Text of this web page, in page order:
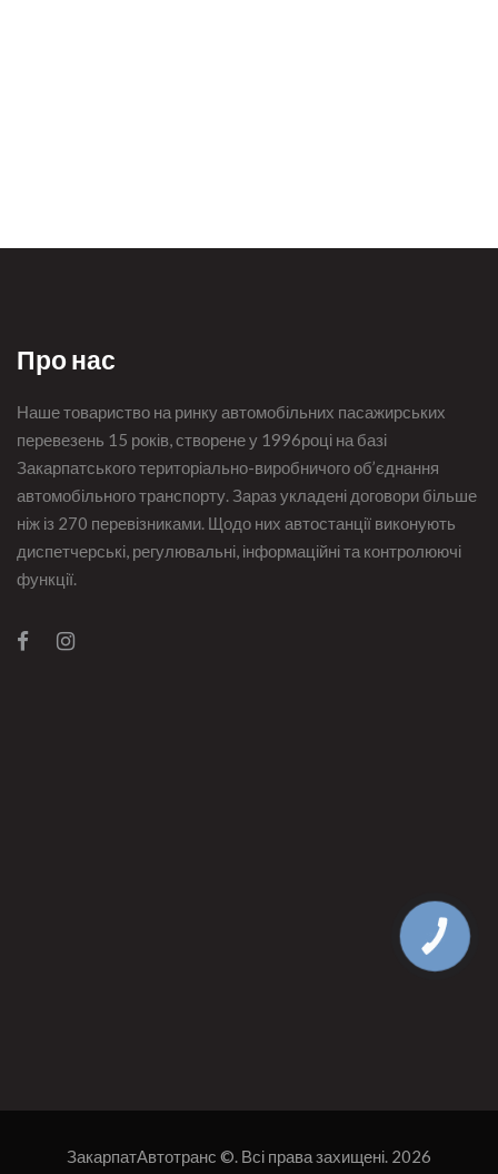
Про нас
Наше товариство на ринку автомобільних пасажирських
перевезень 15 років, створене у 1996році на базі
Закарпатського територіально-виробничого об’єднання
автомобільного транспорту. Зараз укладені договори більше
ніж із 270 перевізниками. Щодо них автостанції виконують
диспетчерські, регулювальні, інформаційні та контролюючі
функції.
ЗакарпатАвтотранс ©. Всі права захищені. 2026
КНОПКА
ЗВ'ЯЗКУ